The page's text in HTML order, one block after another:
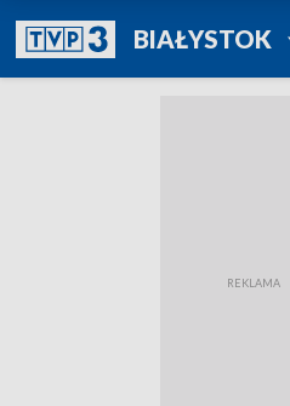
BIAŁYSTOK
TVP